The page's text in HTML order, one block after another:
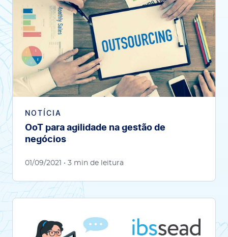
NOTÍCIA
OoT para agilidade na gestão de
negócios
01/09/2021 • 3 min de leitura